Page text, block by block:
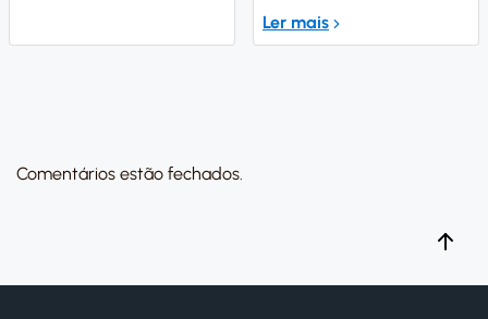
Ler mais
Comentários estão fechados.